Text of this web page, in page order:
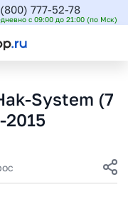
777-52-78
с 09:00 до 21:00 (по Мск)
System (7
2015